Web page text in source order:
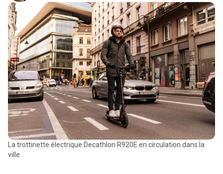
La trottinette électrique Decathlon R920E en circulation dans la
ville